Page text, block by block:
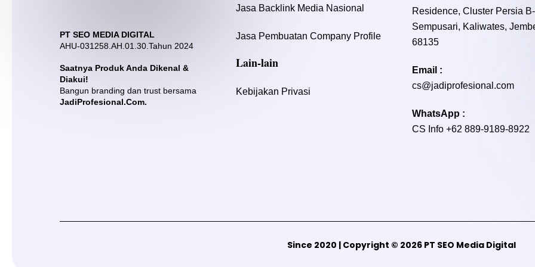
PT SEO MEDIA DIGITAL
AHU-031258.AH.01.30.Tahun 2024
Saatnya Produk Anda Dikenal &
Diakui!
Bangun branding dan trust bersama
JadiProfesional.Com.
Jasa Backlink Media Nasional
Jasa Pembuatan Company Profile
Lain-lain
Kebijakan Privasi
Residence, Cluster Persia
Sempusari, Kaliwates,
68135
Email :
cs@jadiprofesional.com
WhatsApp :
CS Info+62 889-9189-8922
Since 2020 | Copyright © 2026 PT SEO Media Digital